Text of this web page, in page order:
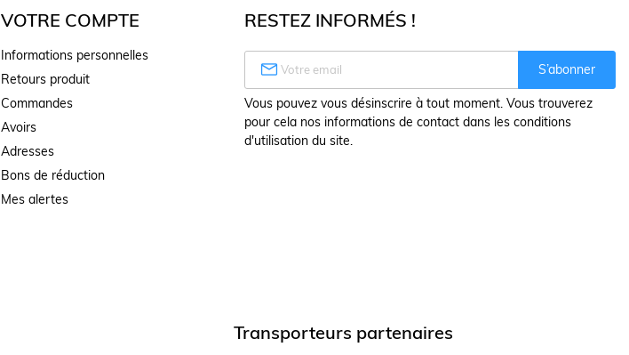
VOTRE COMPTE
Informations personnelles
Retours produit
Commandes
Avoirs
Adresses
Bons de réduction
Mes alertes
RESTEZ INFORMÉS !
 S’abonner
Vous pouvez vous désinscrire à tout moment. Vous trouverez
pour cela nos informations de contact dans les conditions
d'utilisation du site.
Transporteurs partenaires